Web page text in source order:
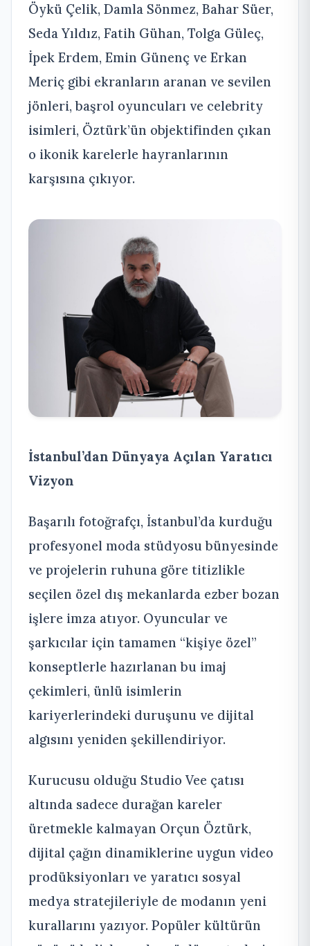
Öykü Çelik, Damla Sönmez, Bahar Süer,
Seda Yıldız, Fatih Gühan, Tolga Güleç,
İpek Erdem, Emin Günenç ve Erkan
Meriç gibi ekranların aranan ve sevilen
jönleri, başrol oyuncuları ve celebrity
isimleri, Öztürk’ün objektifinden çıkan
o ikonik karelerle hayranlarının
karşısına çıkıyor.
İstanbul’dan Dünyaya Açılan Yaratıcı
Vizyon
Başarılı fotoğrafçı, İstanbul’da kurduğu
profesyonel moda stüdyosu bünyesinde
ve projelerin ruhuna göre titizlikle
seçilen özel dış mekanlarda ezber bozan
işlere imza atıyor. Oyuncular ve
şarkıcılar için tamamen “kişiye özel”
konseptlerle hazırlanan bu imaj
çekimleri, ünlü isimlerin
kariyerlerindeki duruşunu ve dijital
algısını yeniden şekillendiriyor.
Kurucusu olduğu Studio Vee çatısı
altında sadece durağan kareler
üretmekle kalmayan Orçun Öztürk,
dijital çağın dinamiklerine uygun video
prodüksiyonları ve yaratıcı sosyal
medya stratejileriyle de modanın yeni
kurallarını yazıyor. Popüler kültürün